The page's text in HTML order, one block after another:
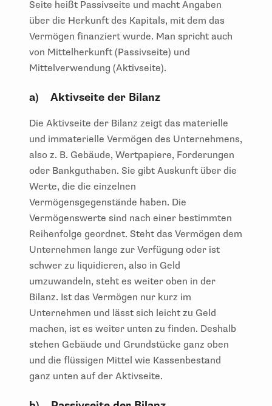
Seite heißt Passivseite und macht Angaben
über die Herkunft des Kapitals, mit dem das
Vermögen finanziert wurde. Man spricht auch
von Mittelherkunft (Passivseite) und
Mittelverwendung (Aktivseite).
a) Aktivseite der Bilanz
Die Aktivseite der Bilanz zeigt das materielle
und immaterielle Vermögen des Unternehmens,
also z. B. Gebäude, Wertpapiere, Forderungen
oder Bankguthaben. Sie gibt Auskunft über die
Werte, die die einzelnen
Vermögensgegenstände haben. Die
Vermögenswerte sind nach einer bestimmten
Reihenfolge geordnet. Steht das Vermögen dem
Unternehmen lange zur Verfügung oder ist
schwer zu liquidieren, also in Geld
umzuwandeln, steht es weiter oben in der
Bilanz. Ist das Vermögen nur kurz im
Unternehmen und lässt sich leicht zu Geld
machen, ist es weiter unten zu finden. Deshalb
stehen Gebäude und Grundstücke ganz oben
und die flüssigen Mittel wie Kassenbestand
ganz unten auf der Aktivseite.